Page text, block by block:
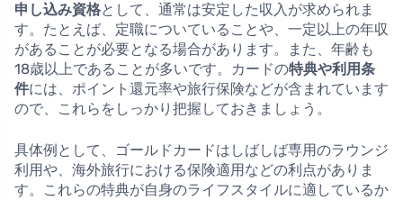
申し込み資格として、通常は安定した収入が求められま
す。たとえば、定職についていることや、一定以上の年収
があることが必要となる場合があります。また、年齢も
18歳以上であることが多いです。カードの特典や利用条
件には、ポイント還元率や旅行保険などが含まれています
ので、これらをしっかり把握しておきましょう。
具体例として、ゴールドカードはしばしば専用のラウンジ
利用や、海外旅行における保険適用などの利点がありま
す。これらの特典が自身のライフスタイルに適しているか